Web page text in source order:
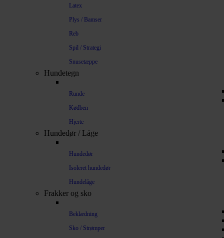
Latex
Plys / Bamser
Reb
Spil / Strategi
Snusetæppe
Hundetegn
Runde
Kødben
Hjerte
Hundedør / Låge
Hundedør
Isoleret hundedør
Hundelåge
Frakker og sko
Beklædning
Sko / Strømper